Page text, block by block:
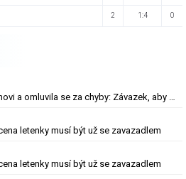
2 1:4 0
letenky musí být už se zavazadlem
letenky musí být už se zavazadlem